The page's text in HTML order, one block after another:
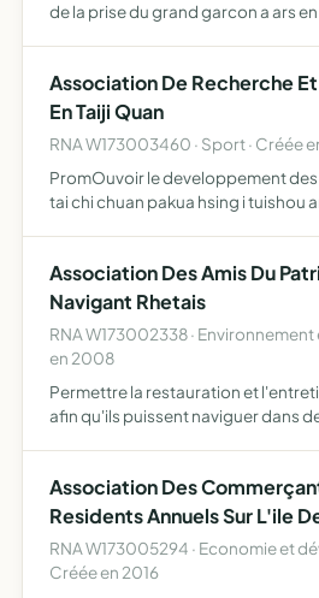
de la prise du grand garcon a ars
Association De Recherche
En Taiji Quan
RNA W173003460 · Sport · Créée
PromOuvoir le developpement
tai chi chuan pakua hsing i tuishou
Association Des Amis Du
Navigant Rhetais
RNA W173002338 ·
en 2008
Permettre la restauration et
afin qu'ils puissent naviguer dans
Association Des
Residents Annuels Sur L'ile
RNA W173005294 · Economie et
Créée en 2016